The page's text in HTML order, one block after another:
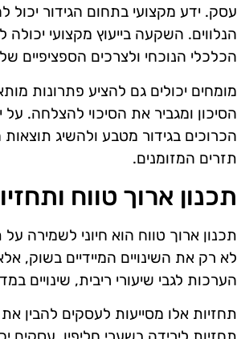
עסק. ידע מקצועי בתחום הגידור יכול
הנלווים. השקעה בייעוץ מקצועי
הכלכלי הנוכחי ולצרכים הספציפיים
מומחים יכולים גם להציע פתרונות
הסיכון ומגביר את הסיכוי להצלחה.
הכרוכים בגידור מטבע ולהשיג תוצאות
תזרים המזומנים.
תכנון ארוך טווח
תכנון ארוך טווח הוא חיוני לשמירה
לא רק את השינויים המיידיים בשוק,
הערכות לגבי שיעורי ריבית, שינויים
תחזיות אלו מסייעות לעסקים להבין